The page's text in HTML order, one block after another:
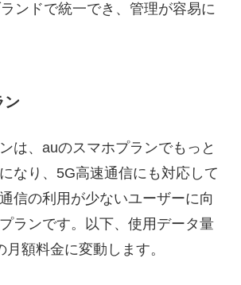
ンドで統一でき、管理が容易に
ン
は、auのスマホプランでもっと
なり、5G高速通信にも対応して
信の利用が少ないユーザーに向
ランです。以下、使用データ量
額料金に変動します。